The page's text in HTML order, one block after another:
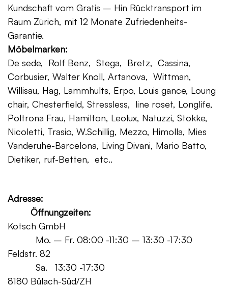
Kundschaft vom Gratis – Hin Rücktransport im
Raum Zürich, mit 12 Monate Zufriedenheits-
Garantie.
Möbelmarken:
De sede, Rolf Benz, Stega, Bretz, Cassina,
Corbusier, Walter Knoll, Artanova, Wittman,
Willisau, Hag, Lammhults, Erpo, Louis gance, Loung
chair, Chesterfield, Stressless, line roset, Longlife,
Poltrona Frau, Hamilton, Leolux, Natuzzi, Stokke,
Nicoletti, Trasio, W.Schillig, Mezzo, Himolla, Mies
Vanderuhe-Barcelona, Living Divani, Mario Batto,
Dietiker, ruf-Betten, etc..
Adresse:
Öffnungzeiten:
Kotsch GmbH
Mo. – Fr. 08:00 -11:30 – 13:30 -17:30
Feldstr. 82
Sa. 13:30 -17:30
8180 Bülach-Süd/ZH